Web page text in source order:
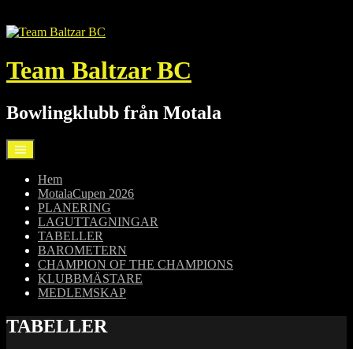
till
Team Baltzar BC
Bowlingklubb från Motala
Hem
MotalaCupen 2026
PLANERING
LAGUTTAGNINGAR
TABELLER
BAROMETERN
CHAMPION OF THE CHAMPIONS
KLUBBMÄSTARE
MEDLEMSKAP
TABELLER